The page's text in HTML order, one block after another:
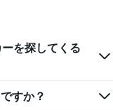
を探してくる
すか？